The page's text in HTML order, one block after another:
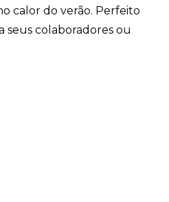
calor do verão. Perfeito
seus colaboradores ou